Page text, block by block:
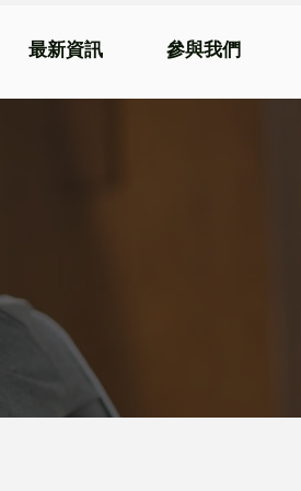
最新資訊 參與我們